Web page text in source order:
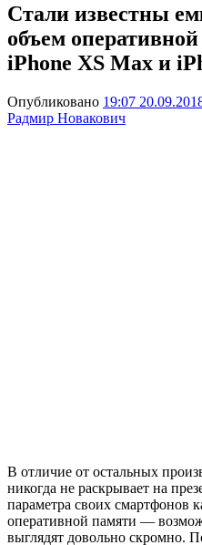
Стали известны
объем
iPhone XS Max и
Опубликовано 19:07
Радмир Новакович
В отличие от остальных
никогда не раскрывает на
параметра своих смартфонов
оперативной памяти —
выглядят довольно скромно.